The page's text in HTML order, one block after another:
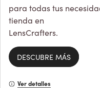
para todas tus
tienda en
LensCrafters.
DESCUBRE MÁS
Ver detalles